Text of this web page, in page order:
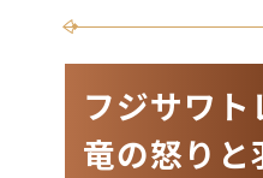
フジサワ
竜の怒りと